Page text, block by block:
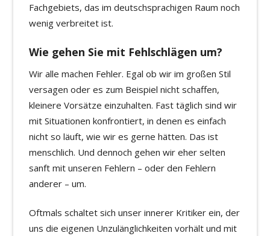
Fachgebiets, das im deutschsprachigen Raum noch
wenig verbreitet ist.
Wie gehen Sie mit Fehlschlägen um?
Wir alle machen Fehler. Egal ob wir im großen Stil
versagen oder es zum Beispiel nicht schaffen,
kleinere Vorsätze einzuhalten. Fast täglich sind wir
mit Situationen konfrontiert, in denen es einfach
nicht so läuft, wie wir es gerne hätten. Das ist
menschlich. Und dennoch gehen wir eher selten
sanft mit unseren Fehlern – oder den Fehlern
anderer – um.
Oftmals schaltet sich unser innerer Kritiker ein, der
uns die eigenen Unzulänglichkeiten vorhält und mit